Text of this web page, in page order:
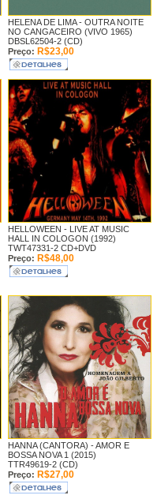
HELENA DE LIMA - OUTRA NOITE
NO CANGACEIRO (VIVO 1965)
DBSL62504-2 (CD)
Preço: R$23,00
HELLOWEEN - LIVE AT MUSIC
HALL IN COLOGON (1992)
TWT47331-2 CD+DVD
Preço: R$48,00
HANNA (CANTORA) -AMOR E
BOSSA NOVA 1 (2015)
TTR49619-2 (CD)
Preço: R$27,00